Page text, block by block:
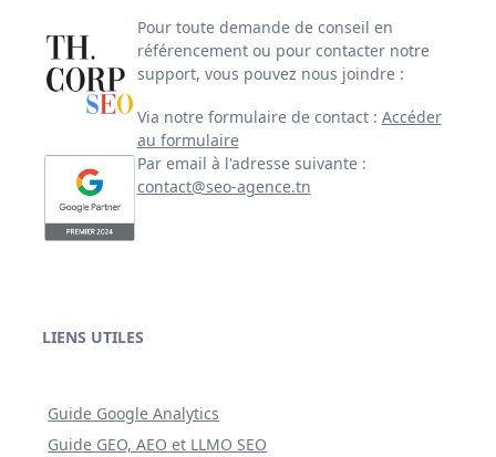
Pour toute demande de conseil en
référencement ou pour contacter notre
support, vous pouvez nous joindre :
Via notre formulaire de contact : Accéder
au formulaire
Par email à l'adresse suivante :
contact@seo-agence.tn
LIENS UTILES
Guide Google Analytics
Guide GEO, AEO et LLMO SEO